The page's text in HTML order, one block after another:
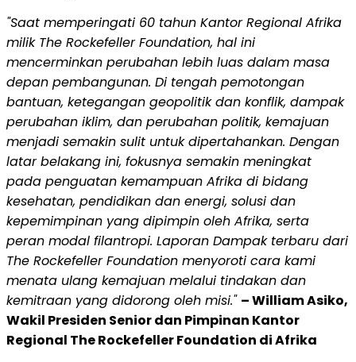
"Saat memperingati 60 tahun Kantor Regional Afrika
milik The Rockefeller Foundation, hal ini
mencerminkan perubahan lebih luas dalam masa
depan pembangunan. Di tengah pemotongan
bantuan, ketegangan geopolitik dan konflik, dampak
perubahan iklim, dan perubahan politik, kemajuan
menjadi semakin sulit untuk dipertahankan. Dengan
latar belakang ini, fokusnya semakin meningkat
pada penguatan kemampuan Afrika di bidang
kesehatan, pendidikan dan energi, solusi dan
kepemimpinan yang dipimpin oleh Afrika, serta
peran modal filantropi. Laporan Dampak terbaru dari
The Rockefeller Foundation menyoroti cara kami
menata ulang kemajuan melalui tindakan dan
kemitraan yang didorong oleh misi." – William Asiko,
Wakil Presiden Senior dan Pimpinan Kantor
Regional The Rockefeller Foundation di Afrika